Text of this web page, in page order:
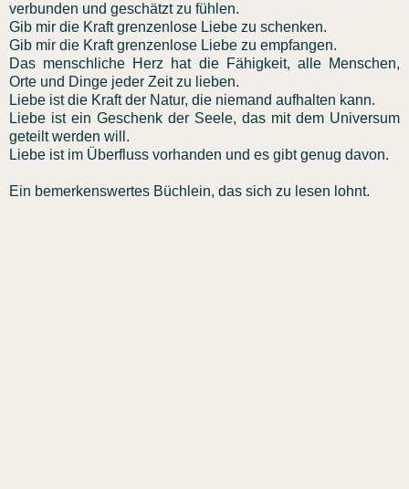
verbunden und geschätzt zu fühlen.
Gib mir die Kraft grenzenlose Liebe zu schenken.
Gib mir die Kraft grenzenlose Liebe zu empfangen.
Das menschliche Herz hat die Fähigkeit, alle Menschen,
Orte und Dinge jeder Zeit zu lieben.
Liebe ist die Kraft der Natur, die niemand aufhalten kann.
Liebe ist ein Geschenk der Seele, das mit dem Universum
geteilt werden will.
Liebe ist im Überfluss vorhanden und es gibt genug davon.
Ein bemerkenswertes Büchlein, das sich zu lesen lohnt.